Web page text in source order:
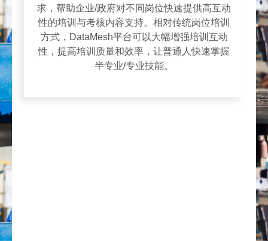
求，帮助企业/政府对不同岗位快速提供高互动
性的培训与考核内容支持。相对传统岗位培训
方式，DataMesh平台可以大幅增强培训互动
性，提高培训质量和效率，让普通人快速掌握
半专业/专业技能。